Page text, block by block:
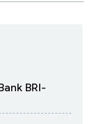
BRI-